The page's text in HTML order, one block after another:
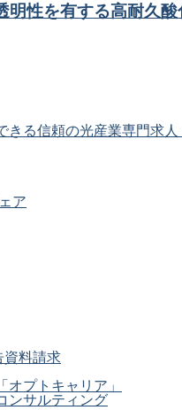
明性を有する高耐久
ア
料請求
プトキャリア」
ンサルティング